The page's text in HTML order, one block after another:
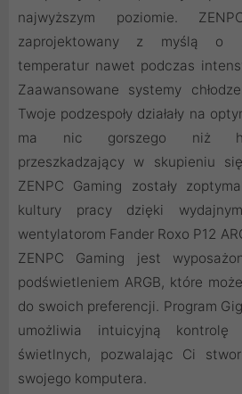
najwyższym poziomie.
zaprojektowany z myślą o
temperatur nawet podczas
Zaawansowane systemy
Twoje podzespoły działały na
ma nic gorszego niż
przeszkadzający w skupieniu
ZENPC Gaming zostały
kultury pracy dzięki
wentylatorom Fander Roxo P12
ZENPC Gaming jest
podświetleniem ARGB, które
do swoich preferencji. Program
umożliwia intuicyjną
świetlnych, pozwalając Ci
swojego komputera.